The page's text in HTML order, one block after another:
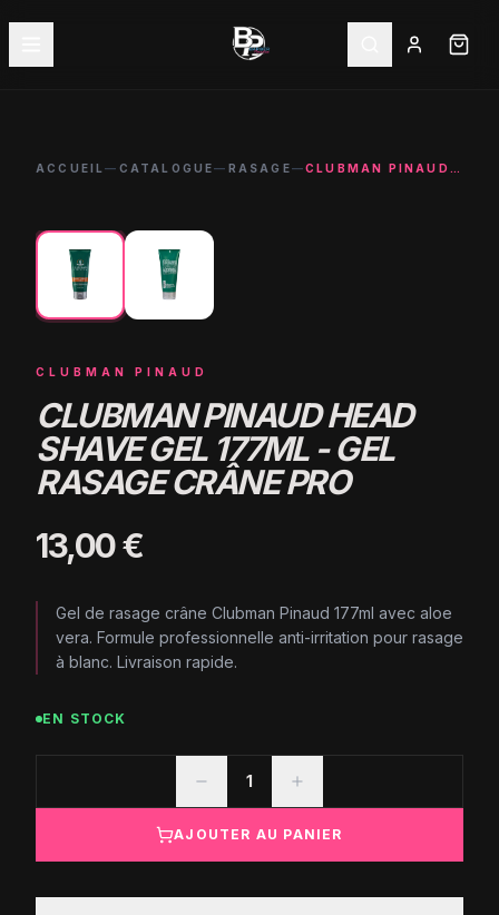
ACCUEIL— CATALOGUE— RASAGE— CLUBMAN PINAUD HEAD SHAVE GEL 177ML - GEL RASAGE CRÂNE PRO
CLUBMAN PINAUD
CLUBMAN PINAUD HEAD
SHAVE GEL 177ML - GEL
RASAGE CRÂNE PRO
13,00 €
Gel de rasage crâne Clubman Pinaud 177ml avec aloe
vera. Formule professionnelle anti-irritation pour rasage
à blanc. Livraison rapide.
EN STOCK
1
AJOUTER AU PANIER